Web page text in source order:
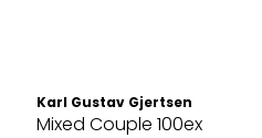
Karl Gustav Gjertsen
Mixed Couple 100ex